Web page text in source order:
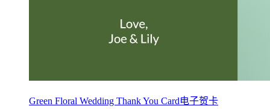
Green Floral Wedding Thank You Card电子贺卡